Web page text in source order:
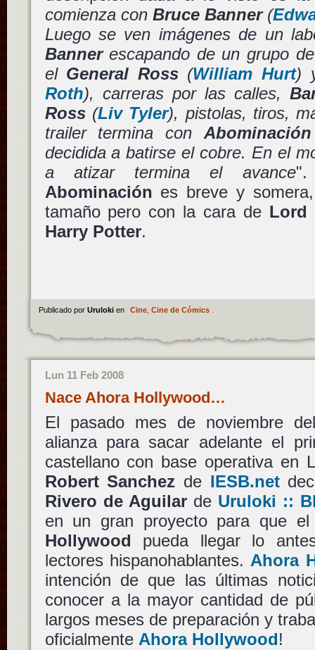
comienza con Bruce Banner(
Luego se ven imágenes de un
Bannerescapando de un grupo
el General Ross(William Hurt)
Roth), carreras por las calles,
Ross(Liv Tyler), pistolas, tiros,
trailer termina conAbominación
decidida a batirse el cobre. En el
a atizar termina el avance".
Abominación es breve y
tamaño pero con la cara de Lord
Harry Potter.
Publicado por Uruloki en Cine, Cine de Cómics.
Lun 11 Feb 2008
Nace Ahora Hollywood…
El pasado mes de noviembre
alianza para sacar adelante el
castellano con base operativa en
Robert Sanchez de IESB.net
Rivero de Aguilarde Uruloki ::
en un gran proyecto para que
Hollywood pueda llegar lo
lectores hispanohablantes.Ahora
intención de que las últimas
conocer a la mayor cantidad de
largos meses de preparación y
oficialmente Ahora Hollywood!